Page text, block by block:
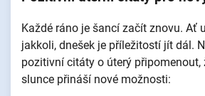
Každé ráno je šancí začít znovu. Ať
jakkoli, dnešek je příležitostí jít dál.
pozitivní citáty o úterý připomenout,
slunce přináší nové možnosti: